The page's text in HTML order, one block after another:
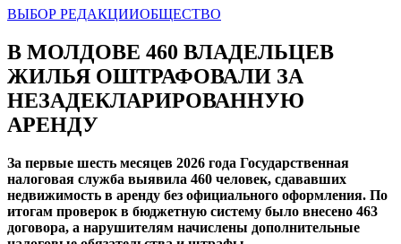
ВЫБОР РЕДАКЦИИОБЩЕСТВО
В МОЛДОВЕ 460 ВЛАДЕЛЬЦЕВ
ЖИЛЬЯ ОШТРАФОВАЛИ ЗА
НЕЗАДЕКЛАРИРОВАННУЮ
АРЕНДУ
За первые шесть месяцев 2026 года Государственная
налоговая служба выявила 460 человек, сдававших
недвижимость в аренду без официального оформления. По
итогам проверок в бюджетную систему было внесено 463
договора, а нарушителям начислены дополнительные